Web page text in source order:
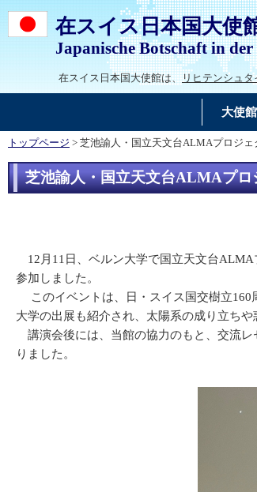
在スイス日本国大使
Japanische Botschaft in der
在スイス日本国大使館は、リヒテンシュタ
大使
トップページ > 芝池諭人・国立天文台ALMAプロジェ
芝池諭人・国立天文台ALMAプロ
12月11日、ベルン大学で国立天文台ALMA
参加しました。
このイベントは、日・スイス国交樹立160
大学の出展も紹介され、太陽系の成り立ち
講演会後には、当館の協力のもと、交流レ
りました。